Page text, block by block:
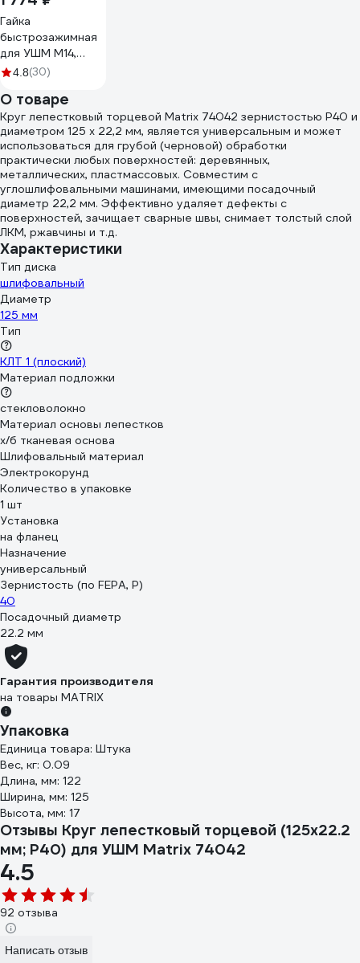
Гайка
быстрозажимная
для УШМ М14,
BLACK Quick FIX
DIDM14FIXBL
4.8(30)
О товаре
Круг лепестковый торцевой Matrix 74042 зернистостью Р40 и
диаметром 125 х 22,2 мм, является универсальным и может
использоваться для грубой (черновой) обработки
практически любых поверхностей: деревянных,
металлических, пластмассовых. Совместим с
углошлифовальными машинами, имеющими посадочный
диаметр 22,2 мм. Эффективно удаляет дефекты с
поверхностей, зачищает сварные швы, снимает толстый слой
ЛКМ, ржавчины и т.д.
Характеристики
Тип диска
шлифовальный
Диаметр
125 мм
Тип
КЛТ 1 (плоский)
Материал подложки
стекловолокно
Материал основы лепестков
х/б тканевая основа
Шлифовальный материал
Электрокорунд
Количество в упаковке
1 шт
Установка
на фланец
Назначение
универсальный
Зернистость (по FEPA, P)
40
Посадочный диаметр
22.2 мм
Гарантия производителя
на товары MATRIX
Упаковка
Единица товара: Штука
Вес, кг: 0.09
Длина, мм: 122
Ширина, мм: 125
Высота, мм: 17
Отзывы Круг лепестковый торцевой (125х22.2
мм; P40) для УШМ Matrix 74042
4.5
92 отзыва
Написать отзыв